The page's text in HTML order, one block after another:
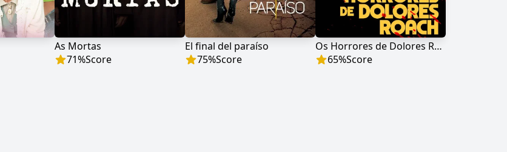
As Mortas
71%Score
El final del paraíso
75%Score
Os Horrores de Dolores Roach
65%Score